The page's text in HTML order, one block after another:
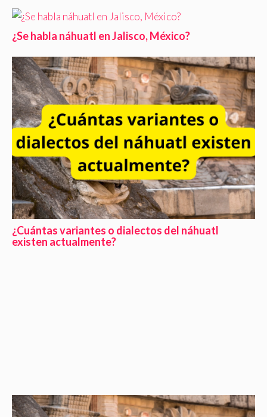
¿Se habla náhuatl en Jalisco, México?
¿Cuántas variantes o dialectos del náhuatl
existen actualmente?